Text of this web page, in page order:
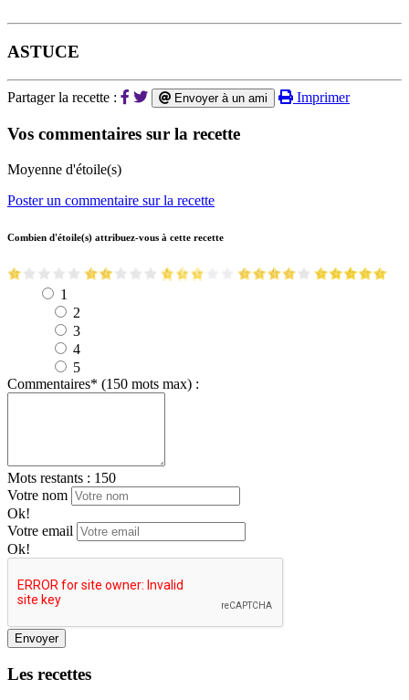
ASTUCE
Partager la recette : Envoyer à un ami Imprimer
Vos commentaires sur la recette
Moyenne d'étoile(s)
Poster un commentaire sur la recette
Combien d'étoile(s) attribuez-vous à cette recette
1
2
3
4
5
Commentaires* (150 mots max) :
Mots restants : 150
Votre nom
Ok!
Votre email
Ok!
Envoyer
Les recettes